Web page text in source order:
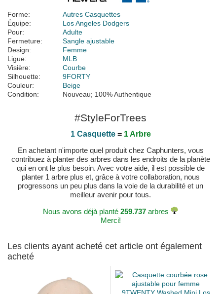
Forme:
Autres Casquettes
Équipe:
Los Angeles Dodgers
Pour:
Adulte
Fermeture:
Sangle ajustable
Design:
Femme
Ligue:
MLB
Visière:
Courbe
Silhouette:
9FORTY
Couleur:
Beige
Condition:
Nouveau; 100% Authentique
#StyleForTrees
1 Casquette= 1 Arbre
En achetant n'importe quel produit chez Caphunters, vous
contribuez à planter des arbres dans les endroits de la planète
qui en ont le plus besoin. Avec votre aide, il est possible de
planter 1 arbre plus et, grâce à votre collaboration, nous
progressons un peu plus dans la voie de la durabilité et un
meilleur avenir pour tous.
Nous avons déjà planté 259.737 arbres
Merci!
Les clients ayant acheté cet article ont également
acheté